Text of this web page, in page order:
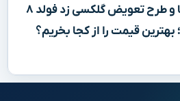
کاهش شدید تخفیف‌ ها و طرح تعویض گلکسی زد فولد ۸
قیمت را از کجا بخریم؟